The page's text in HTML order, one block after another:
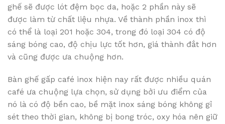
ghế sẽ được lót đệm bọc da, hoặc 2 phần này sẽ
được làm từ chất liệu nhựa. Về thành phần inox thì
có thể là loại 201 hoặc 304, trong đó loại 304 có độ
sáng bóng cao, độ chịu lực tốt hơn, giá thành đắt hơn
và cũng được ưa chuộng hơn.
Bàn ghế gấp café inox hiện nay rất được nhiều quán
café ưa chuộng lựa chọn, sử dụng bởi ưu điểm của
nó là có độ bền cao, bề mặt inox sáng bóng không gỉ
sét theo thời gian, không bị bong tróc, oxy hóa nên giữ